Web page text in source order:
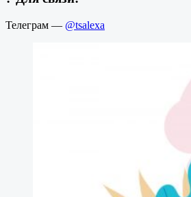
Телеграм — @tsalexa